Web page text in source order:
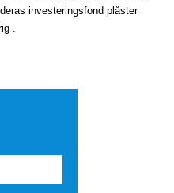
investeringsfond plåster
.